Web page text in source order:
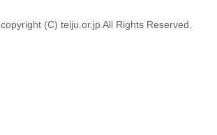
copyright (C) teiju.or.jp All Rights Reserved.